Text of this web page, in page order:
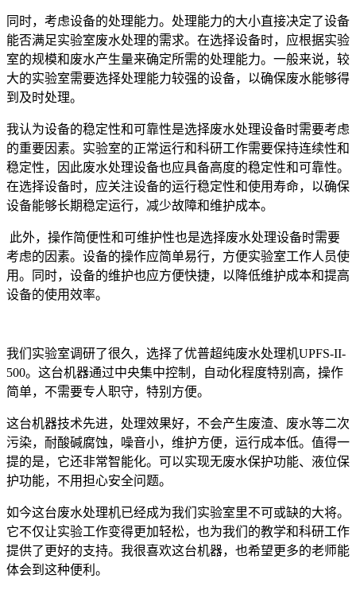
同时，考虑设备的处理能力。处理能力的大小直接决定了设备
能否满足实验室废水处理的需求。在选择设备时，应根据实验
室的规模和废水产生量来确定所需的处理能力。一般来说，较
大的实验室需要选择处理能力较强的设备，以确保废水能够得
到及时处理。
我认为设备的稳定性和可靠性是选择废水处理设备时需要考虑
的重要因素。实验室的正常运行和科研工作需要保持连续性和
稳定性，因此废水处理设备也应具备高度的稳定性和可靠性。
在选择设备时，应关注设备的运行稳定性和使用寿命，以确保
设备能够长期稳定运行，减少故障和维护成本。
此外，操作简便性和可维护性也是选择废水处理设备时需要
考虑的因素。设备的操作应简单易行，方便实验室工作人员使
用。同时，设备的维护也应方便快捷，以降低维护成本和提高
设备的使用效率。
我们实验室调研了很久，选择了优普超纯废水处理机UPFS-II-
500。这台机器通过中央集中控制，自动化程度特别高，操作
简单，不需要专人职守，特别方便。
这台机器技术先进，处理效果好，不会产生废渣、废水等二次
污染，耐酸碱腐蚀，噪音小，维护方便，运行成本低。值得一
提的是，它还非常智能化。可以实现无废水保护功能、液位保
护功能，不用担心安全问题。
如今这台废水处理机已经成为我们实验室里不可或缺的大将。
它不仅让实验工作变得更加轻松，也为我们的教学和科研工作
提供了更好的支持。我很喜欢这台机器，也希望更多的老师能
体会到这种便利。